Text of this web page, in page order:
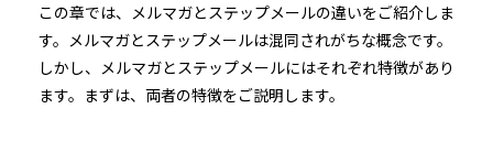
この章では、メルマガとステップメールの違いをご紹介しま
す。メルマガとステップメールは混同されがちな概念です。
しかし、メルマガとステップメールにはそれぞれ特徴があり
ます。まずは、両者の特徴をご説明します。